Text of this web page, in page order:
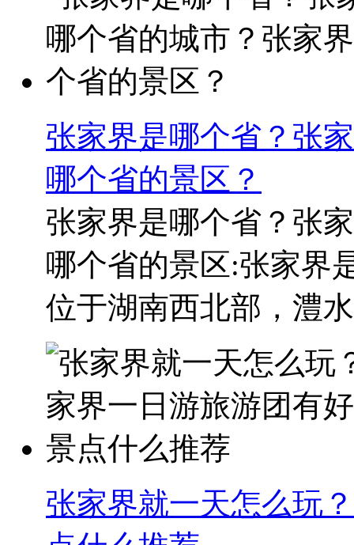
张家界是哪个省？张
哪个省的景区？
张家界是哪个省？张
哪个省的景区:张家界
位于湖南西北部，澧
张家界就一天怎么玩